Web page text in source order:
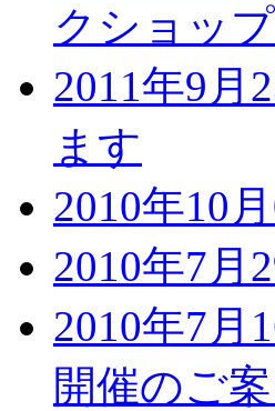
クショップ
2011年9月
ます
2010年10
2010年7月
2010年7月
開催のご